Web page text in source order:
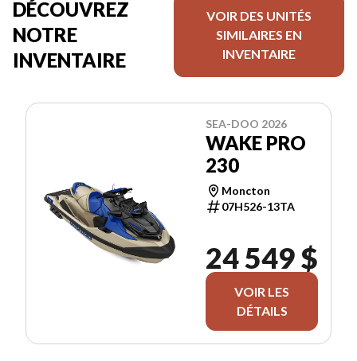
DÉCOUVREZ
NOTRE
INVENTAIRE
VOIR DES UNITÉS
SIMILAIRES EN
INVENTAIRE
SEA-DOO 2026
WAKE PRO
230
Moncton
07H526-13TA
24 549 $
VOIR LES
DÉTAILS